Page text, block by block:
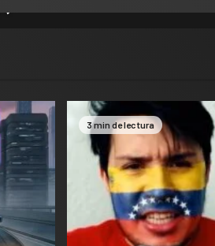
3 min de lectura